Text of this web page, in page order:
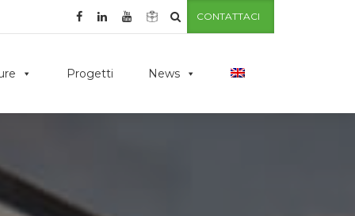
CONTATTACI
Progetti News